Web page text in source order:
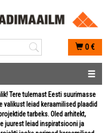
Mobiilis otsimise sisestus
0 €
Tere tulemast Eesti suurimasse
valikust leiad keraamilised plaadid
tarbeks. Oled arhitekt,
juurest leiad inspiratsiooni ja